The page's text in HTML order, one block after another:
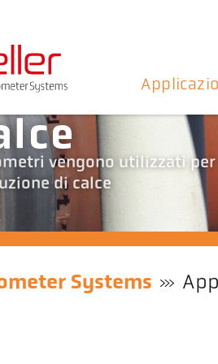
vengono utilizzati
di calce
Systems